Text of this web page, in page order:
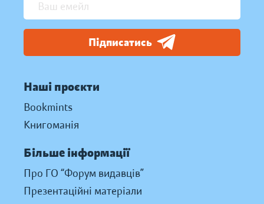
Підписатись
Наші проєкти
Bookmints
Книгоманія
Більше інформації
Про ГО “Форум видавців”
Презентаційні матеріали